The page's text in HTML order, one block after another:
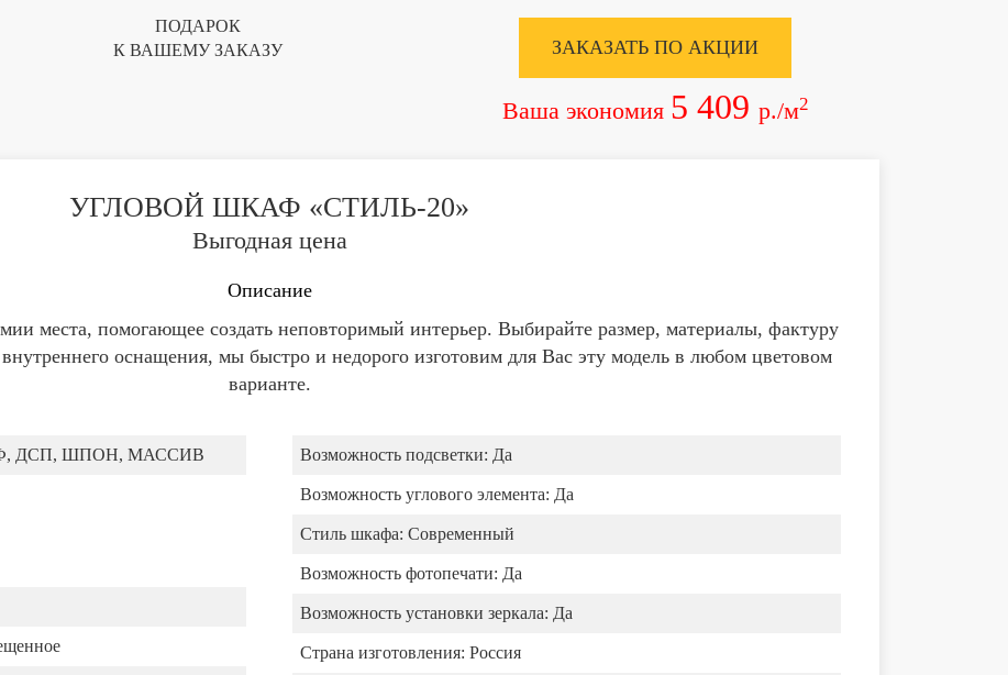
ПОДАРОК
К ВАШЕМУ ЗАКАЗУ
ЗАКАЗАТЬ ПО АКЦИИ
Ваша экономия 5 409 р./м2
УГЛОВОЙ ШКАФ «СТИЛЬ-20»
Выгодная цена
Описание
места, помогающее создать неповторимый интерьер. Выбирайте размер, материалы, фактуру
оснащения, мы быстро и недорого изготовим для Вас эту модель в любом цветовом
варианте.
ДСП, ШПОН, МАССИВ Возможность подсветки: Да
Возможность углового элемента: Да
Стиль шкафа: Современный
Возможность фотопечати: Да
Возможность установки зеркала: Да
Страна изготовления: Россия